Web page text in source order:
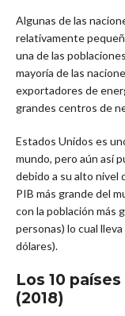
Algunas de las
relativamente
una de las
mayoría de las
exportadores de
grandes centros de
Estados Unidos es
mundo, pero aún así
debido a su alto nivel
PIB más grande del
con la población más
personas) lo cual
dólares).
Los 10
(2018)